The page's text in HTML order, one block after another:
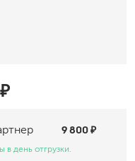
9 800 ₽
день отгрузки.